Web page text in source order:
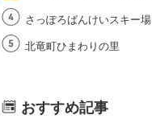
さっぽろばんけいスキー場
北竜町ひまわりの里
おすすめ記事